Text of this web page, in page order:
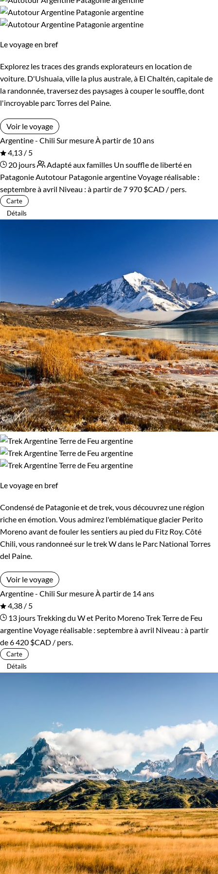
Plongez dans l'immensité de la Patagonie, un voyage
d'aventure où l'histoire, la culture et la nature se marient
Haut de gamme
Environnement
Forêts, collines, rivières et lacs
Montagne
Patrimoine et Nature
Le voyage en bref
Explorez les traces des grands explorateurs en location de
voiture. D'Ushuaia, ville la plus australe, à El Chaltén, capitale de
la randonnée, traversez des paysages à couper le souffle, dont
l'incroyable parc Torres del Paine.
Voir le voyage
Argentine - Chili Sur mesure À partir de 10 ans
4,13 / 5
20 jours
Adapté aux familles Un souffle de liberté en
Patagonie Autotour Patagonie argentineVoyage réalisable :
septembre à avril Niveau : à partir de7 970 $CAD / pers.
Carte
Détails
Le voyage en bref
Condensé de Patagonie et de trek, vous découvrez une région
riche en émotion. Vous admirez l'emblématique glacier Perito
Moreno avant de fouler les sentiers au pied du Fitz Roy. Côté
Chili, vous randonneé sur le trek W dans le Parc National Torres
del Paine.
Voir le voyage
Argentine - Chili Sur mesure À partir de 14 ans
4,38 / 5
13 joursTrekking du W et Perito MorenoTrek Terre de Feu
argentineVoyage réalisable : septembre à avril Niveau : à partir
de6 420 $CAD / pers.
Carte
Détails